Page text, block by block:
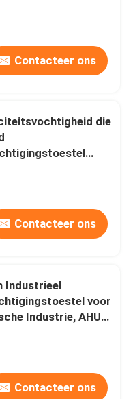
Contacteer ons
die
Contacteer ons
Industrieel
voor
Industrie, AHU-
Contacteer ons